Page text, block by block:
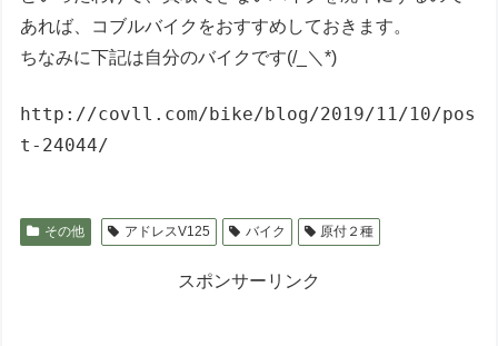
あれば、コブルバイクをおすすめしておきます。
ちなみに下記は自分のバイクです(/_＼*)
http://covll.com/bike/blog/2019/11/10/pos
t-24044/
その他 アドレスV125 バイク 原付２種
スポンサーリンク